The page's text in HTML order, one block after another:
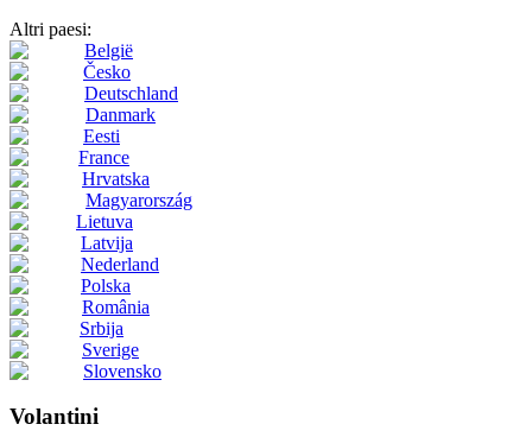
Altri paesi:
België
Česko
Deutschland
Danmark
Eesti
France
Hrvatska
Magyarország
Lietuva
Latvija
Nederland
Polska
România
Srbija
Sverige
Slovensko
Volantini